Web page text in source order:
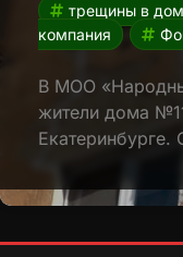
трещины в
компания
В МОО
жители дома
Екатеринбурге.